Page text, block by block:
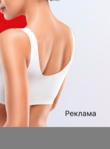
институт имени
"Лечебное дело"